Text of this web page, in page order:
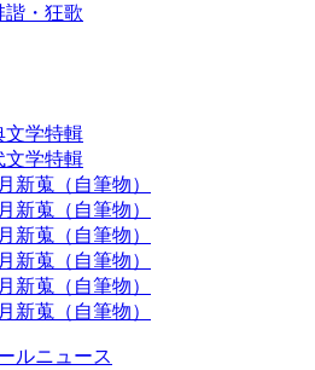
諧・狂歌
文学特輯
文学特輯
新蒐（自筆物）
新蒐（自筆物）
新蒐（自筆物）
新蒐（自筆物）
新蒐（自筆物）
新蒐（自筆物）
ルニュース